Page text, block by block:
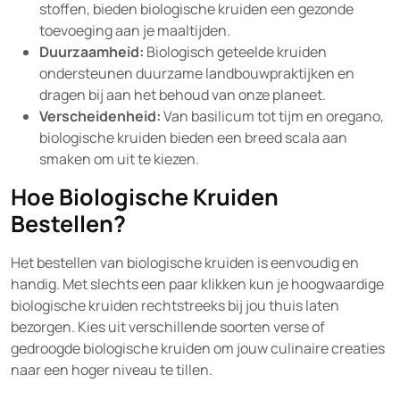
stoffen, bieden biologische kruiden een gezonde
toevoeging aan je maaltijden.
Duurzaamheid: Biologisch geteelde kruiden
ondersteunen duurzame landbouwpraktijken en
dragen bij aan het behoud van onze planeet.
Verscheidenheid:Van basilicum tot tijm en oregano,
biologische kruiden bieden een breed scala aan
smaken om uit te kiezen.
Hoe Biologische Kruiden
Bestellen?
Het bestellen van biologische kruiden is eenvoudig en
handig. Met slechts een paar klikken kun je hoogwaardige
biologische kruiden rechtstreeks bij jou thuis laten
bezorgen. Kies uit verschillende soorten verse of
gedroogde biologische kruiden om jouw culinaire creaties
naar een hoger niveau te tillen.